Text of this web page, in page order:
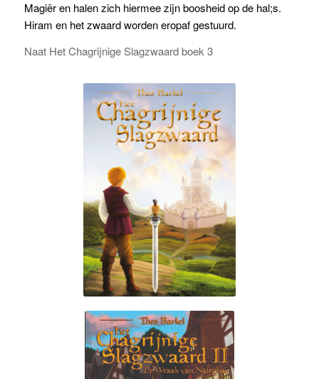
Magiër en halen zich hiermee zijn boosheid op de hal;s.
Hiram en het zwaard worden eropaf gestuurd.
Naat Het Chagrijnige Slagzwaard boek 3